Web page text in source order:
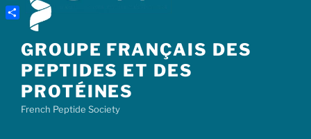
GROUPE FRANÇAIS DES
PEPTIDES ET DES
PROTÉINES
French Peptide Society
LinkedIn
Share